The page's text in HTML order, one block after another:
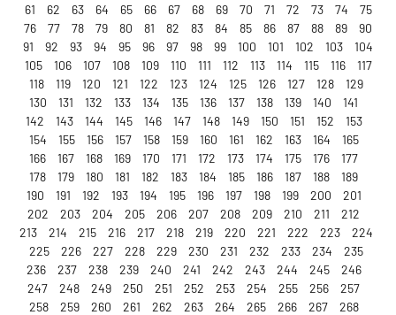
61
62 63 64 65 66 67 68 69 70 71 72 73 74
75
76
77 78 79 80 81 82 83 84 85 86 87 88 89
90
91
92 93 94 95 96 97 98 99 100 101 102 103
104
105
106 107 108 109 110 111 112 113 114 115 116
117
118
119 120 121 122 123 124 125 126 127 128
129
130
131 132 133 134 135 136 137 138 139 140
141
142
143 144 145 146 147 148 149 150 151 152
153
154
155 156 157 158 159 160 161 162 163 164
165
166
167 168 169 170 171 172 173 174 175 176
177
178
179 180 181 182 183 184 185 186 187 188
189
190
191 192 193 194 195 196 197 198 199 200
201
202
203 204 205 206 207 208 209 210 211
212
213
214 215 216 217 218 219 220 221 222 223
224
225
226 227 228 229 230 231 232 233 234
235
236
237 238 239 240 241 242 243 244 245
246
247
248 249 250 251 252 253 254 255 256
257
258
259 260 261 262 263 264 265 266 267
268